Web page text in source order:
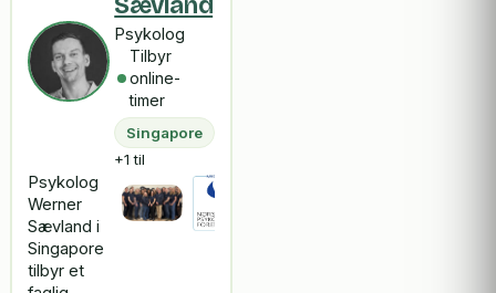
Psykolog
Tilbyr
online-
timer
Singapore
+1 til
Psykolog
Werner
Sævland i
Singapore
tilbyr et